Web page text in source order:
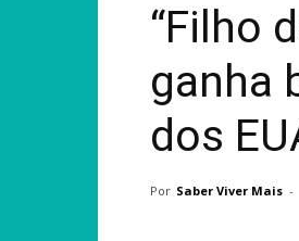
“Filho
ganha
dos
Por Saber Viver Mais -